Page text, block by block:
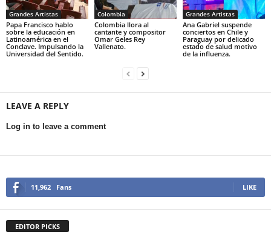
Grandes Artistas
Papa Francisco hablo
sobre la educación en
Latinoamérica en el
Conclave. Impulsando la
Universidad del Sentido.
Colombia
Colombia llora al
cantante y compositor
Omar Geles Rey
Vallenato.
Grandes Artistas
Ana Gabriel suspende
conciertos en Chile y
Paraguay por delicado
estado de salud motivo
de la influenza.
LEAVE A REPLY
Log in to leave a comment
11,962 Fans LIKE
EDITOR PICKS